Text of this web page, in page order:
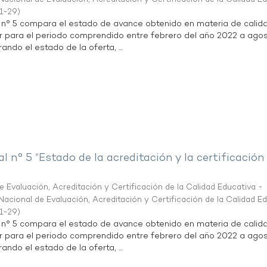
29)
n° 5 compara el estado de avance obtenido en materia de
para el periodo comprendido entre febrero del año 2022 a
el estado de la oferta, ...
n° 5 “Estado de la acreditación y la certificación
Evaluación, Acreditación y Certificación de la Calidad Educativa -
de Evaluación, Acreditación y Certificación de la Calidad
29)
n° 5 compara el estado de avance obtenido en materia de
para el periodo comprendido entre febrero del año 2022 a
el estado de la oferta, ...